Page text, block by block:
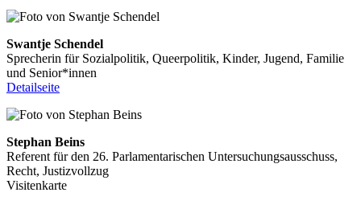
Swantje Schendel
Sprecherin für Sozialpolitik, Queerpolitik, Kinder, Jugend, Familie
und Senior*innen
Detailseite
Stephan Beins
Referent für den 26. Parlamentarischen Untersuchungsausschuss,
Recht, Justizvollzug
Visitenkarte